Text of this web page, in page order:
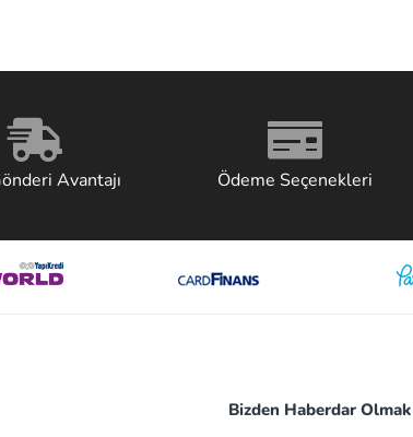
Avantajı Ödeme Seçenekleri
Bizden Haberdar